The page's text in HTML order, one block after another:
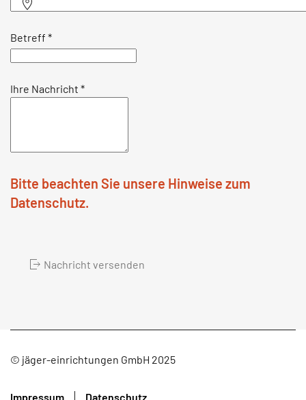
Betreff *
Ihre Nachricht *
Bitte beachten Sie unsere Hinweise zum
Datenschutz.
Nachricht versenden
© jäger-einrichtungen GmbH 2025
Impressum Datenschutz